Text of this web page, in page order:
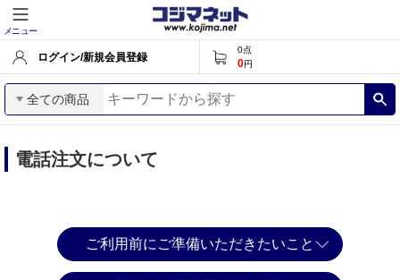
メニュー
ログイン/新規会員登録
0点
0円
全ての商品
電話注文について
ご利用前にご準備いただきたいこと